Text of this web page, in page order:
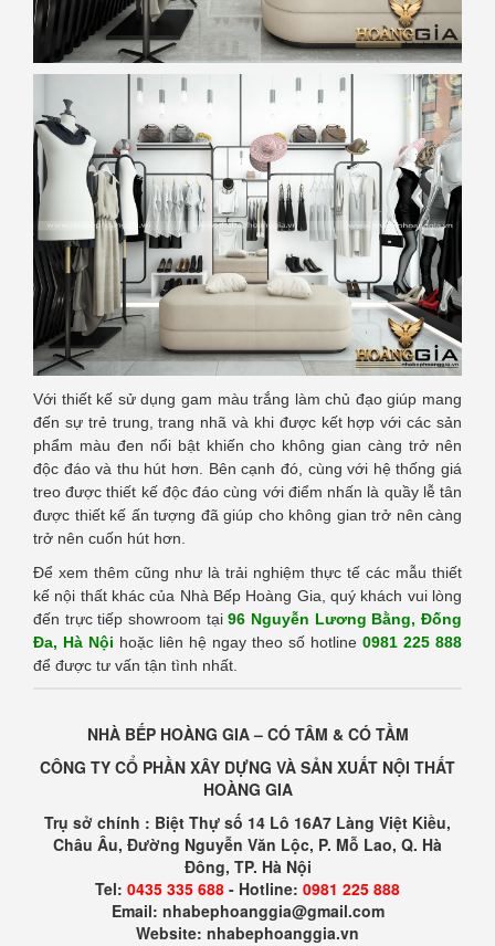
Với thiết kế sử dụng gam màu trắng làm chủ đạo giúp mang
đến sự trẻ trung, trang nhã và khi được kết hợp với các sản
phẩm màu đen nổi bật khiến cho không gian càng trở nên
độc đáo và thu hút hơn. Bên cạnh đó, cùng với hệ thống giá
treo được thiết kế độc đáo cùng với điểm nhấn là quầy lễ tân
được thiết kế ấn tượng đã giúp cho không gian trở nên càng
trở nên cuốn hút hơn.
Để xem thêm cũng như là trải nghiệm thực tế các mẫu thiết
kế nội thất khác của Nhà Bếp Hoàng Gia, quý khách vui lòng
đến trực tiếp showroom tại96 Nguyễn Lương Bằng, Đống
Đa, Hà Nội hoặc liên hệ ngay theo số hotline 0981 225 888
để được tư vấn tận tình nhất.
NHÀ BẾP HOÀNG GIA – CÓ TÂM & CÓ TẦM
CÔNG TY CỔ PHẦN XÂY DỰNG VÀ SẢN XUẤT NỘI THẤT
HOÀNG GIA
Trụ sở chính : Biệt Thự số 14 Lô 16A7 Làng Việt Kiều,
Châu Âu, Đường Nguyễn Văn Lộc, P. Mỗ Lao, Q. Hà
Đông, TP. Hà Nội
Tel: 0435 335 688 - Hotline: 0981 225 888
Email: nhabephoanggia@gmail.com
Website: nhabephoanggia.vn